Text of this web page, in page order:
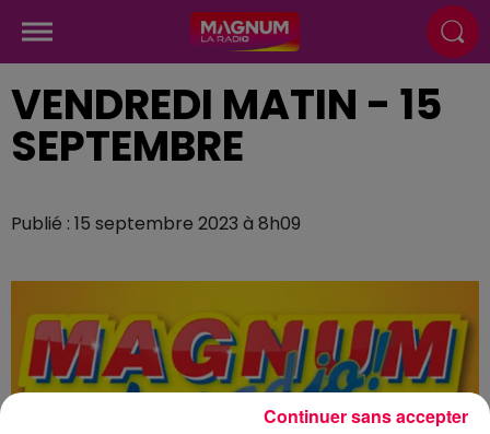
VENDREDI MATIN - 15
SEPTEMBRE
Publié : 15 septembre 2023 à 8h09
Continuer sans accepter